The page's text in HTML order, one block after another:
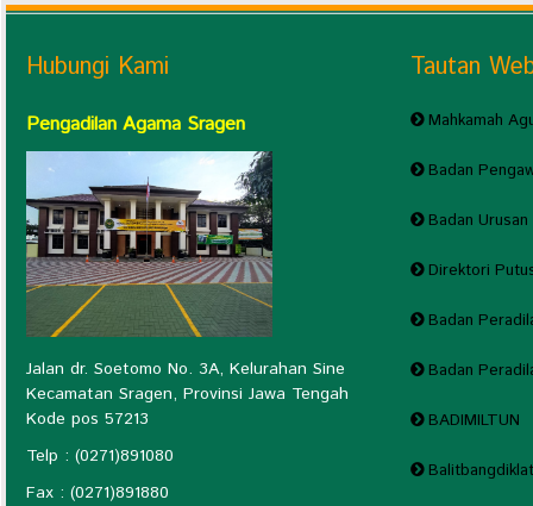
Hubungi Kami
Pengadilan Agama Sragen
Jalan dr. Soetomo No. 3A, Kelurahan Sine
Kecamatan Sragen, Provinsi Jawa Tengah
Kode pos 57213
Telp : (0271)891080
Fax : (0271)891880
Tautan
Mahkamah
Badan
Badan
Direktori
Badan
Badan
BADIMILTUN